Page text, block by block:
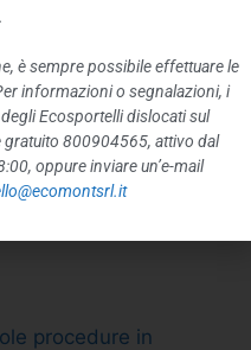
politico
amministrativi
procedure in
è sempre possibile effettuare le
informazioni o segnalazioni, i
Ecosportelli dislocati sul
800904565, attivo dal
oppure inviare un’e-mail